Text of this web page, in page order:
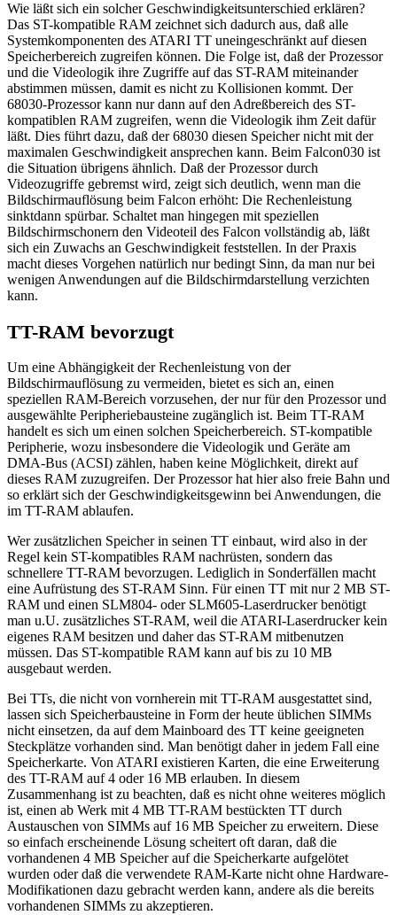
Wie läßt sich ein solcher Geschwindigkeitsunterschied erklären?
Das ST-kompatible RAM zeichnet sich dadurch aus, daß alle
Systemkomponenten des ATARI TT uneingeschränkt auf diesen
Speicherbereich zugreifen können. Die Folge ist, daß der Prozessor
und die Videologik ihre Zugriffe auf das ST-RAM miteinander
abstimmen müssen, damit es nicht zu Kollisionen kommt. Der
68030-Prozessor kann nur dann auf den Adreßbereich des ST-
kompatiblen RAM zugreifen, wenn die Videologik ihm Zeit dafür
läßt. Dies führt dazu, daß der 68030 diesen Speicher nicht mit der
maximalen Geschwindigkeit ansprechen kann. Beim Falcon030 ist
die Situation übrigens ähnlich. Daß der Prozessor durch
Videozugriffe gebremst wird, zeigt sich deutlich, wenn man die
Bildschirmauflösung beim Falcon erhöht: Die Rechenleistung
sinktdann spürbar. Schaltet man hingegen mit speziellen
Bildschirmschonern den Videoteil des Falcon vollständig ab, läßt
sich ein Zuwachs an Geschwindigkeit feststellen. In der Praxis
macht dieses Vorgehen natürlich nur bedingt Sinn, da man nur bei
wenigen Anwendungen auf die Bildschirmdarstellung verzichten
kann.
TT-RAM bevorzugt
Um eine Abhängigkeit der Rechenleistung von der
Bildschirmauflösung zu vermeiden, bietet es sich an, einen
speziellen RAM-Bereich vorzusehen, der nur für den Prozessor und
ausgewählte Peripheriebausteine zugänglich ist. Beim TT-RAM
handelt es sich um einen solchen Speicherbereich. ST-kompatible
Peripherie, wozu insbesondere die Videologik und Geräte am
DMA-Bus (ACSI) zählen, haben keine Möglichkeit, direkt auf
dieses RAM zuzugreifen. Der Prozessor hat hier also freie Bahn und
so erklärt sich der Geschwindigkeitsgewinn bei Anwendungen, die
im TT-RAM ablaufen.
Wer zusätzlichen Speicher in seinen TT einbaut, wird also in der
Regel kein ST-kompatibles RAM nachrüsten, sondern das
schnellere TT-RAM bevorzugen. Lediglich in Sonderfällen macht
eine Aufrüstung des ST-RAM Sinn. Für einen TT mit nur 2 MB ST-
RAM und einen SLM804- oder SLM605-Laserdrucker benötigt
man u.U. zusätzliches ST-RAM, weil die ATARI-Laserdrucker kein
eigenes RAM besitzen und daher das ST-RAM mitbenutzen
müssen. Das ST-kompatible RAM kann auf bis zu 10 MB
ausgebaut werden.
Bei TTs, die nicht von vornherein mit TT-RAM ausgestattet sind,
lassen sich Speicherbausteine in Form der heute üblichen SIMMs
nicht einsetzen, da auf dem Mainboard des TT keine geeigneten
Steckplätze vorhanden sind. Man benötigt daher in jedem Fall eine
Speicherkarte. Von ATARI existieren Karten, die eine Erweiterung
des TT-RAM auf 4 oder 16 MB erlauben. In diesem
Zusammenhang ist zu beachten, daß es nicht ohne weiteres möglich
ist, einen ab Werk mit 4 MB TT-RAM bestückten TT durch
Austauschen von SIMMs auf 16 MB Speicher zu erweitern. Diese
so einfach erscheinende Lösung scheitert oft daran, daß die
vorhandenen 4 MB Speicher auf die Speicherkarte aufgelötet
wurden oder daß die verwendete RAM-Karte nicht ohne Hardware-
Modifikationen dazu gebracht werden kann, andere als die bereits
vorhandenen SIMMs zu akzeptieren.